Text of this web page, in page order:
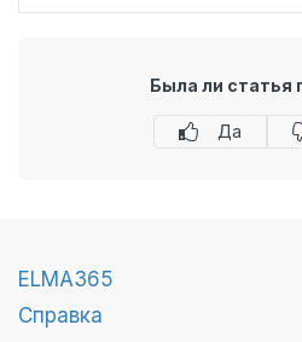
Была ли статья
Да
ELMA365
Справка